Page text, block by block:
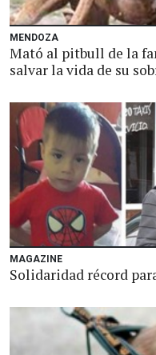
MENDOZA
Mató al pitbull de la
salvar la vida de su
MAGAZINE
Solidaridad récord